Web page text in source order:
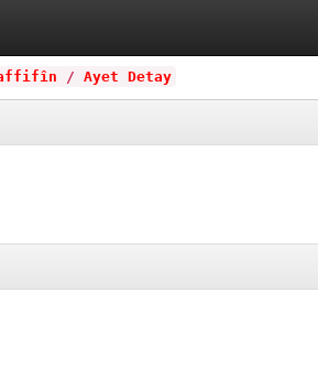
/ Ayet Detay